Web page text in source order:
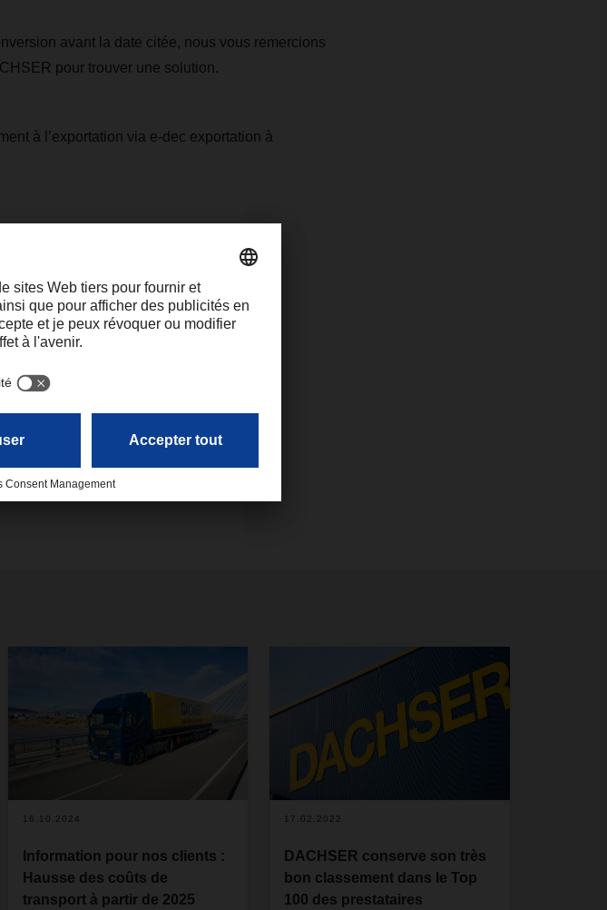
avant la date citée, nous vous remercions
pour trouver une solution.
à l’exportation via e-dec exportation à
suivantes de l’OFDF :
16.10.2024
Information pour nos clients :
Hausse des coûts de
transport à partir de 2025
17.02.2022
DACHSER conserve son très
bon classement dans le Top
100 des prestataires